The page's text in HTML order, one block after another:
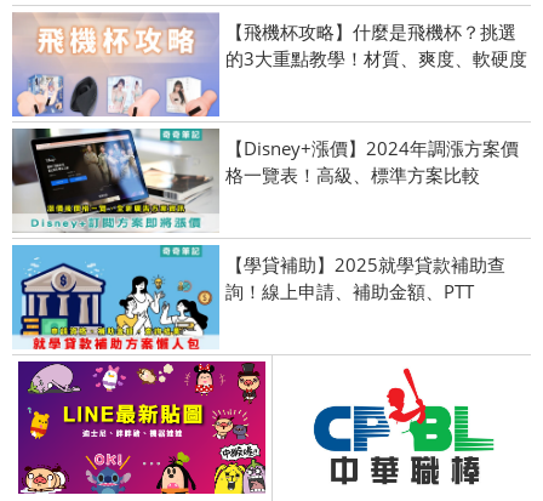
【飛機杯攻略】什麼是飛機杯？挑選
的3大重點教學！材質、爽度、軟硬度
【Disney+漲價】2024年調漲方案價
格一覽表！高級、標準方案比較
【學貸補助】2025就學貸款補助查
詢！線上申請、補助金額、PTT